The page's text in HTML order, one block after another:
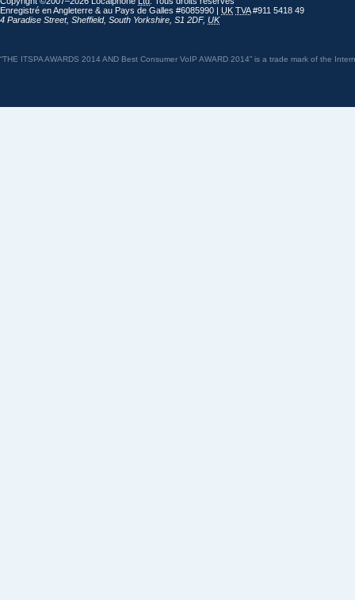
Enregistré en Angleterre & au Pays de Galles #6085990 | UK TVA#911 5418 49
4 Paradise Street, Sheffield, South Yorkshire S1 2DF, UK
“THE ITSPA AWARDS 2014 AND Best Consumer VoIP AWARD 2014” is a trade mark of the